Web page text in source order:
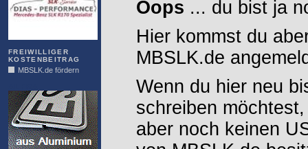
FREIWILLIGER
KOSTENBEITRAG
MBSLK.de fördern
Oops ... du bist ja
Hier kommst du
MBSLK.de
Wenn du hier neu
schreiben möchtest,
aber noch keinen